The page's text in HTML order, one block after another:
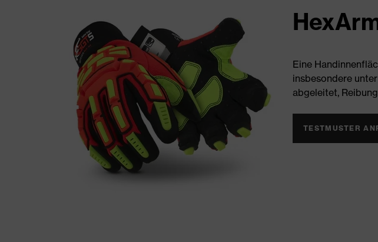
Eine
insbesondere
abgeleitet,
TESTMUSTER